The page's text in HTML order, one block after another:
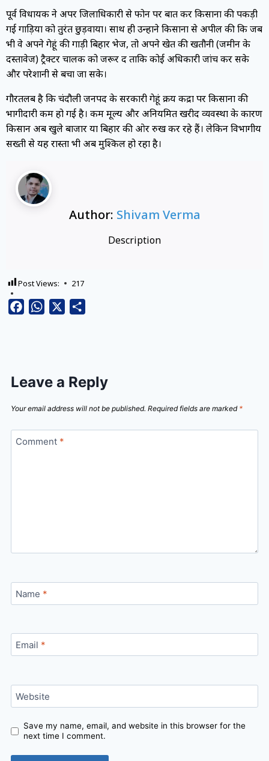
पूर्व विधायक ने अपर जिलाधिकारी से फोन पर बात कर किसानों की पकड़ी
गई गाड़ियों को तुरंत छुड़वाया। साथ ही उन्होंने किसानों से अपील की कि जब
भी वे अपने गेहूं की गाड़ी बिहार भेजें, तो अपने खेत की खतौनी (जमीन के
दस्तावेज) ट्रैक्टर चालक को जरूर दें ताकि कोई अधिकारी जांच कर सके
और परेशानी से बचा जा सके।
गौरतलब है कि चंदौली जनपद के सरकारी गेहूं क्रय केंद्रों पर किसानों की
भागीदारी कम हो गई है। कम मूल्य और अनियमित खरीद व्यवस्था के कारण
किसान अब खुले बाजार या बिहार की ओर रुख कर रहे हैं। लेकिन विभागीय
सख्ती से यह रास्ता भी अब मुश्किल हो रहा है।
Author: Shivam Verma
Description
Post Views: 217
FacebookWhatsApp
Leave a Reply
Your email address will not be published. Required fields are marked *
Comment *
Name *
Email *
Website
Save my name, email, and website in this browser for the
next time I comment.